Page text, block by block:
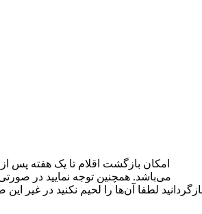
امکان بازگشت اقلام تا یک هفته پس از
می‌باشد. همچنین توجه نمایید در صورتی